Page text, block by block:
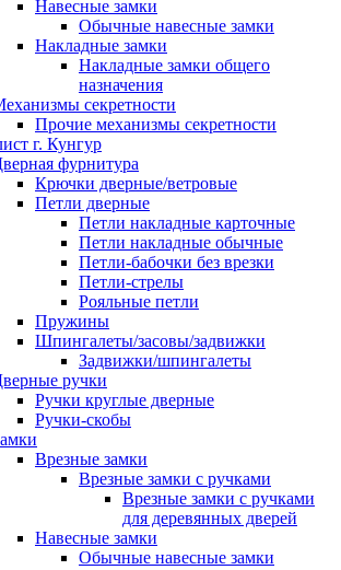
Навесные замки
Обычные навесные замки
Накладные замки
Накладные замки общего
назначения
секретности
Прочие механизмы секретности
г. Кунгур
фурнитура
Крючки дверные/ветровые
Петли дверные
Петли накладные карточные
Петли накладные обычные
Петли-бабочки без врезки
Петли-стрелы
Рояльные петли
Пружины
Шпингалеты/засовы/задвижки
Задвижки/шпингалеты
ручки
Ручки круглые дверные
Ручки-скобы
Врезные замки
Врезные замки с ручками
Врезные замки с ручками
для деревянных дверей
Навесные замки
Обычные навесные замки